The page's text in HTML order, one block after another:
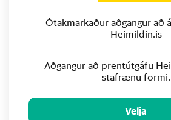
Ótakmarkaður aðgangur að
Heimildin.is
Aðgangur að prentútgáfu
stafrænu formi.
Velja